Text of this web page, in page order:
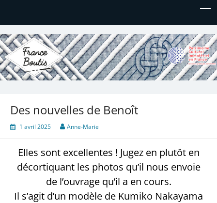
France Boutis
Le site de France Boutis
Des nouvelles de Benoît
1 avril 2025 Anne-Marie
Elles sont excellentes ! Jugez en plutôt en
décortiquant les photos qu’il nous envoie
de l’ouvrage qu’il a en cours.
Il s’agit d’un modèle de Kumiko Nakayama